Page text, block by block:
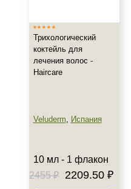
Трихологический
коктейль для
лечения волос -
Haircare
Veluderm, Испания
10 мл - 1 флакон
2455 ₽
2209.50 ₽